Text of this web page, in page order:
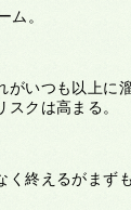
ム。
がいつも以上に
スクは高まる。
く終えるがまず